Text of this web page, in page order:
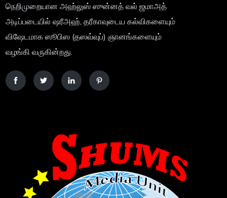
நெறிமுறையான அஹ்லுஸ் ஸுன்னத் வல் ஜமாஅத்
அடிப்படையில் ஷரீஅஹ், தரீகாவுடைய கல்விகளையும்
விஷேடமாக ஸூபிஸ (தஸவ்வுப்) ஞானங்களையும்
வழங்கி வருகின்றது.